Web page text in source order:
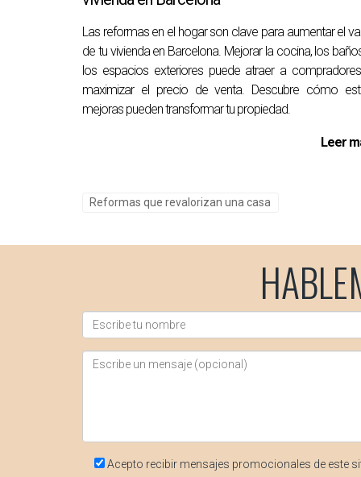
Conclusión
Reformar tu piso en Barcelona es una
implementar soluciones funcionales como la
inmobiliario barcelonés. Si estás listo para
La inversión depende del estado actual del
Las reformas más rentables suelen ser
¿Es mejor hacer reformas antes de
Hacer reformas antes de vender
¿Cuánto tiempo tardan las reformas?
¿Debo contratar a un profesional
Las reformas en el hogar son clave para aumentar el
de tu vivienda en Barcelona. Mejorar la cocina, los
los espacios exteriores puede atraer a
maximizar el precio de venta. Descubre cómo
mejoras pueden transformar tu propiedad.
Leer
Reformas que revalorizan una casa
Acepto recibir mensajes promocionales de este